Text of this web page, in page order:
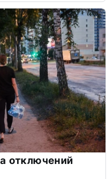
отключений